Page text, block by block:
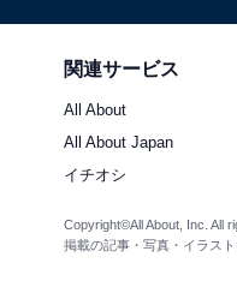
関連サービス
All About
All About Japan
イチオシ
Copyright©All About, Inc. All
掲載の記事・写真・イラス